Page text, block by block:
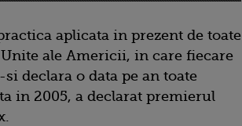
aplicata in prezent de toate
ale Americii, in care fiecare
declara o data pe an toate
in 2005, a declarat premierul